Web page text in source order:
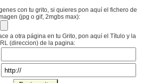
con tu grito, si quieres pon aquí el fichero de
(jpg o gif, 2mgbs max):
a otra página en tu Grito, pon aquí el Título y la
(direccion) de la pagina: